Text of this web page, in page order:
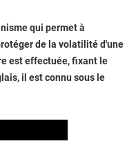
qui permet à
de la volatilité d'une
est effectuée, fixant le
il est connu sous le